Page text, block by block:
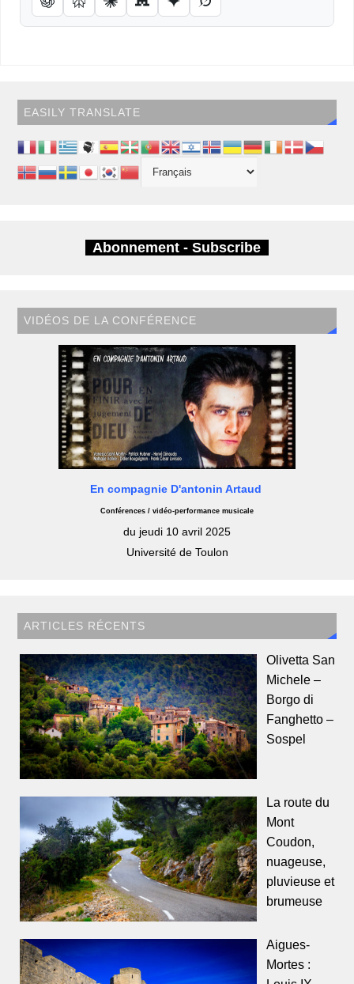
EASILY TRANSLATE
Abonnement - Subscribe
VIDÉOS DE LA CONFÉRENCE
En compagnie D'antonin Artaud
Conférences / vidéo-performance musicale
du jeudi 10 avril 2025
Université de Toulon
ARTICLES RÉCENTS
Olivetta San
Michele –
Borgo di
Fanghetto –
Sospel
La route du
Mont
Coudon,
nuageuse,
pluvieuse et
brumeuse
Aigues-
Mortes :